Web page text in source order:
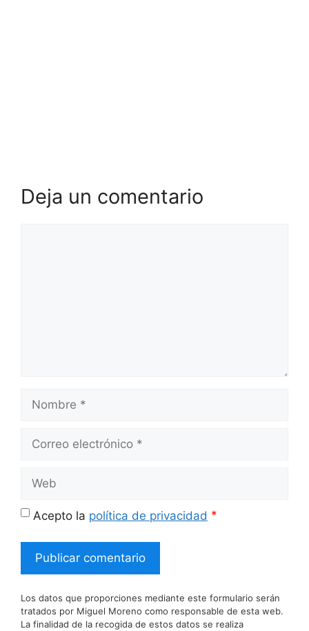
Deja un comentario
Nombre
Correo
Web
Acepto la política de privacidad *
Los datos que proporciones mediante este formulario serán
tratados por Miguel Moreno como responsable de esta web.
La finalidad de la recogida de estos datos se realiza